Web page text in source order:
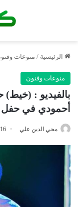
الرئيسية / منوعات
منوعات وفنون
بالفيديو :
أحمودي في حفل
محي الدين علي